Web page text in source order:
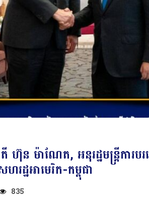
ន ម៉ាណែត, អនុរដ្ឋមន្ត្រីការបរ
ដ្ឋអាមេរិក-កម្ពុជា
835